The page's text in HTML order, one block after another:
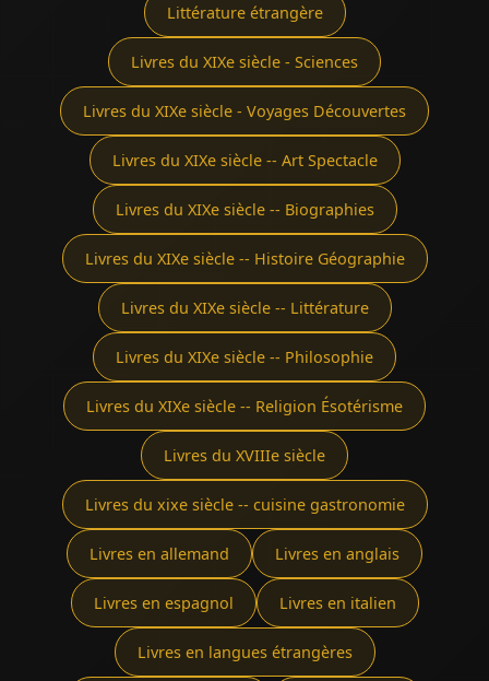
Littérature étrangère
Livres du XIXe siècle - Sciences
Livres du XIXe siècle - Voyages Découvertes
Livres du XIXe siècle -- Art Spectacle
Livres du XIXe siècle -- Biographies
Livres du XIXe siècle -- Histoire Géographie
Livres du XIXe siècle -- Littérature
Livres du XIXe siècle -- Philosophie
Livres du XIXe siècle -- Religion Ésotérisme
Livres du XVIIIe siècle
Livres du xixe siècle -- cuisine gastronomie
Livres en allemand Livres en anglais
Livres en espagnol Livres en italien
Livres en langues étrangères